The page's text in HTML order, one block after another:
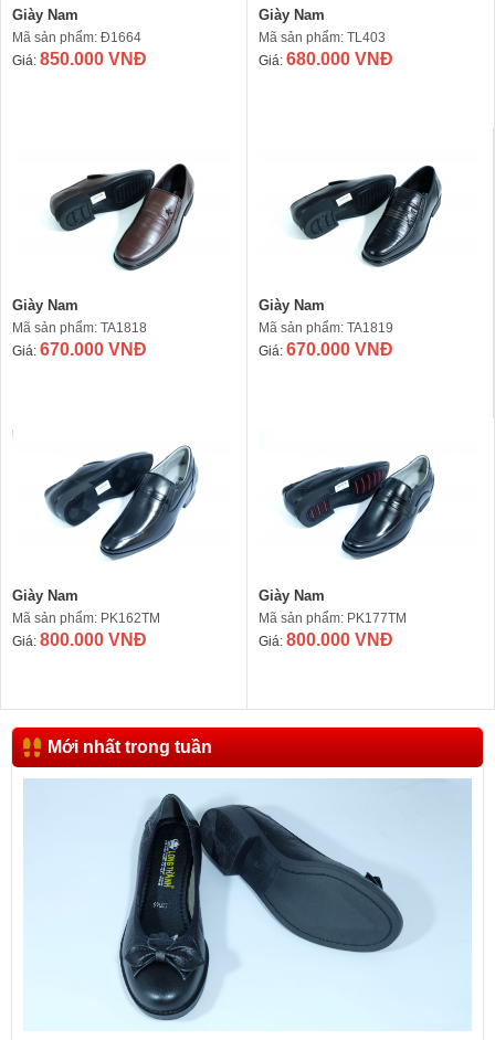
Giày Nam
Mã sản phẩm: Đ1664
Giá: 850.000 VNĐ
Giày Nam
Mã sản phẩm: TL403
Giá: 680.000 VNĐ
Giày Nam
Mã sản phẩm: TA1818
Giá: 670.000 VNĐ
Giày Nam
Mã sản phẩm: TA1819
Giá: 670.000 VNĐ
Giày Nam
Mã sản phẩm: PK162TM
Giá: 800.000 VNĐ
Giày Nam
Mã sản phẩm: PK177TM
Giá: 800.000 VNĐ
Mới nhất trong tuần